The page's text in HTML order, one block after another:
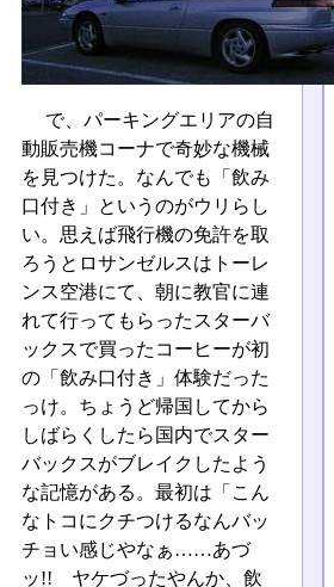
で、パーキングエリアの自
動販売機コーナで奇妙な機械
を見つけた。なんでも「飲み
口付き」というのがウリらし
い。思えば飛行機の免許を取
ろうとロサンゼルスはトーレ
ンス空港にて、朝に教官に連
れて行ってもらったスターバ
ックスで買ったコーヒーが初
の「飲み口付き」体験だった
っけ。ちょうど帰国してから
しばらくしたら国内でスター
バックスがブレイクしたよう
な記憶がある。最初は「こん
なトコにクチつけるなんバッ
チョい感じやなぁ……あづ
ッ!! ヤケづったやんか、飲